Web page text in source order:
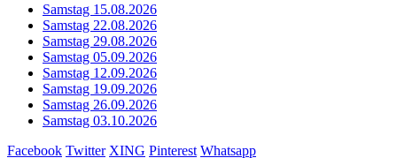
Samstag 15.08.2026
Samstag 22.08.2026
Samstag 29.08.2026
Samstag 05.09.2026
Samstag 12.09.2026
Samstag 19.09.2026
Samstag 26.09.2026
Samstag 03.10.2026
Facebook Twitter XING Pinterest Whatsapp